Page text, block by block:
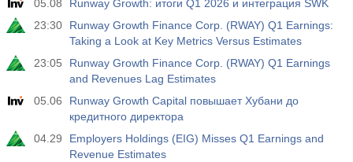
USD
197.6 тыс
182.1 тыс
19:30
USD
Чистый объем спекулятивных позиций по сырой
нефти от CFTC
Акт.
112.4 тыс
Прог.
Пред.
Чистый объем спекулятивных позиций по S&P 500
05.08
Runway Growth: итоги Q1 2026 и интеграция SWK
23:30
Runway Growth Finance Corp. (RWAY) Q1 Earnings:
Taking a Look at Key Metrics Versus Estimates
23:05
Runway Growth Finance Corp. (RWAY) Q1 Earnings
and Revenues Lag Estimates
05.06
Runway Growth Capital повышает Хубани до
кредитного директора
04.29
Employers Holdings (EIG) Misses Q1 Earnings and
Revenue Estimates